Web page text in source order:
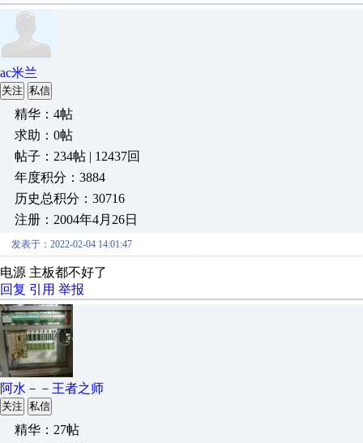
ac米兰
关注 私信
精华：4帖
求助：0帖
帖子：234帖 | 12437回
年度积分：3884
历史总积分：30716
注册：2004年4月26日
发表于：2022-02-04 14:01:47
电源 主板都不好了
回复 引用 举报
阿水－－王者之师
关注 私信
精华：27帖